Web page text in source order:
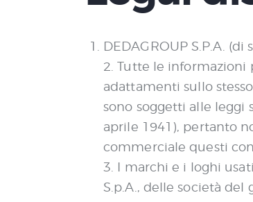
DEDAGROUP S.P.A.
2. Tutte le informazioni
adattamenti sullo
sono soggetti alle leggi
aprile 1941), pertanto
commerciale questi
3. I marchi e i loghi
S.p.A., delle società